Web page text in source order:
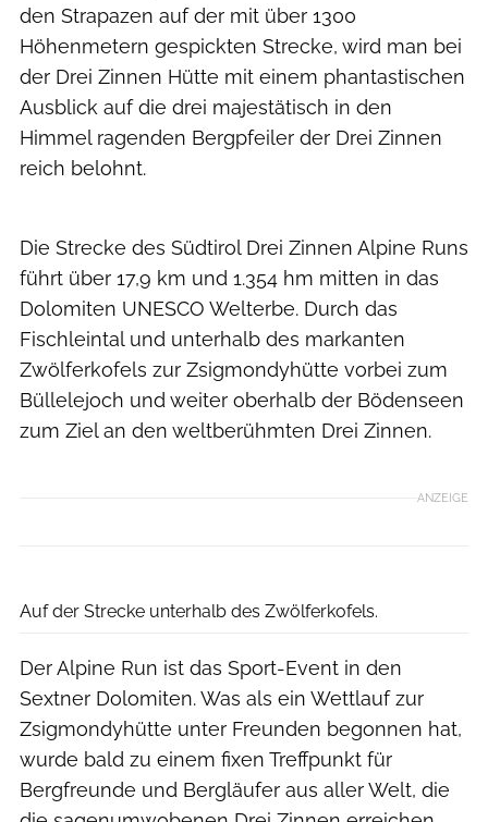
den Strapazen auf der mit über 1300
Höhenmetern gespickten Strecke, wird man bei
der Drei Zinnen Hütte mit einem phantastischen
Ausblick auf die drei majestätisch in den
Himmel ragenden Bergpfeiler der Drei Zinnen
reich belohnt.
Die Strecke des Südtirol Drei Zinnen Alpine Runs
führt über 17,9 km und 1.354 hm mitten in das
Dolomiten UNESCO Welterbe. Durch das
Fischleintal und unterhalb des markanten
Zwölferkofels zur Zsigmondyhütte vorbei zum
Büllelejoch und weiter oberhalb der Bödenseen
zum Ziel an den weltberühmten Drei Zinnen.
ANZEIGE
Auf der Strecke unterhalb des Zwölferkofels.
Der Alpine Run ist das Sport-Event in den
Sextner Dolomiten. Was als ein Wettlauf zur
Zsigmondyhütte unter Freunden begonnen hat,
wurde bald zu einem fixen Treffpunkt für
Bergfreunde und Bergläufer aus aller Welt, die